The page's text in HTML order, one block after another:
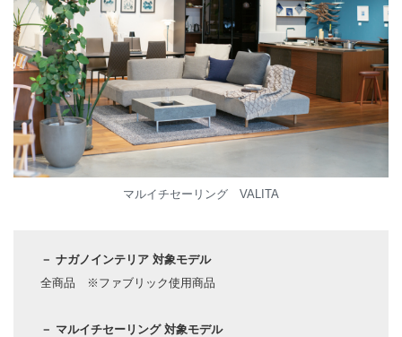
マルイチセーリング VALITA
－ ナガノインテリア 対象モデル
全商品 ※ファブリック使用商品
－ マルイチセーリング 対象モデル